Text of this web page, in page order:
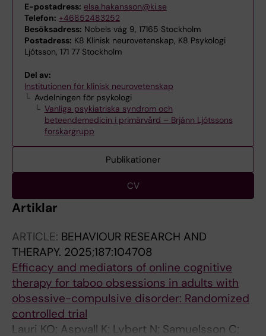
E-postadress: elsa.hakansson@ki.se
Telefon: +46852483252
Besöksadress: Nobels väg 9, 17165 Stockholm
Postadress: K8 Klinisk neurovetenskap, K8 Psykologi
Ljótsson, 171 77 Stockholm
Del av:
Institutionen för klinisk neurovetenskap
Avdelningen för psykologi
Vanliga psykiatriska syndrom och
beteendemedicin i primärvård – Brjánn Ljótssons
forskargrupp
Publikationer
CV
Artiklar
ARTICLE: BEHAVIOUR RESEARCH AND
THERAPY. 2025;187:104708
Efficacy and mediators of online cognitive
therapy for taboo obsessions in adults with
obsessive-compulsive disorder: Randomized
controlled trial
Lauri KO; Aspvall K; Lybert N; Samuelsson C;